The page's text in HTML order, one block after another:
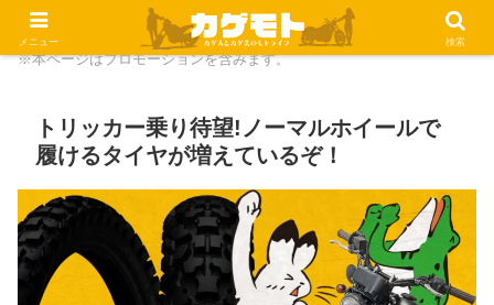
※本ページはプロモーションを含みます。
トリッカー乗り待望!ノーマルホイールで
履けるタイヤが増えているぞ！
メニュー 検索